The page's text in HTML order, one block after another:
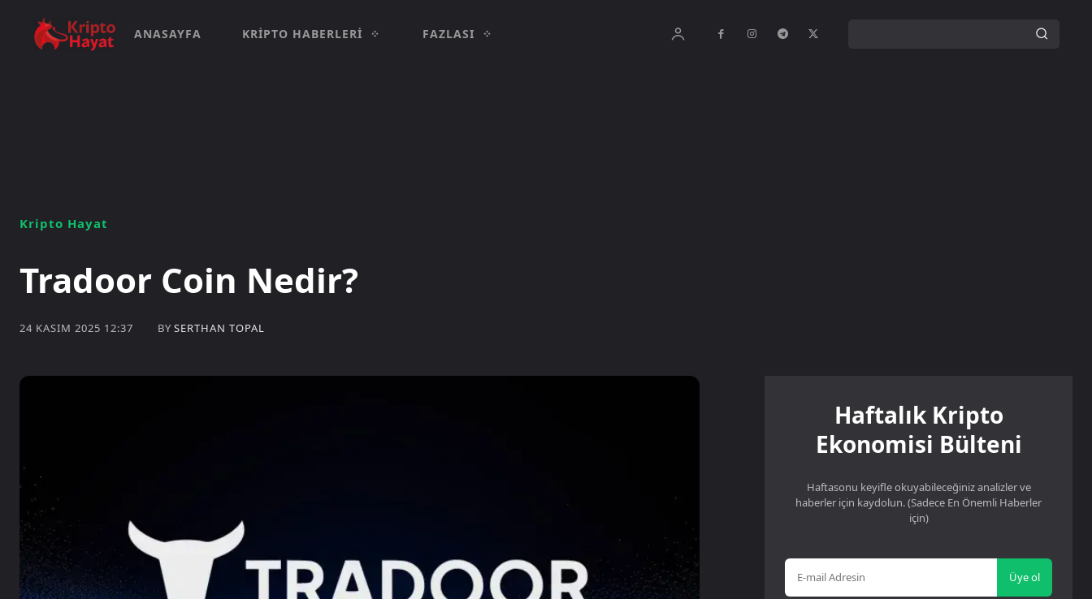
ANASAYFA KRIPTO HABERLERI FAZLASI
Kripto Hayat
Tradoor Coin Nedir?
24 KASIM 2025 12:37 BY SERTHAN TOPAL
Haftalık Kripto
Ekonomisi Bülteni
Haftasonu keyifle okuyabileceğiniz analizler ve
haberler için kaydolun. (Sadece En Önemli Haberler
için)
Üye ol